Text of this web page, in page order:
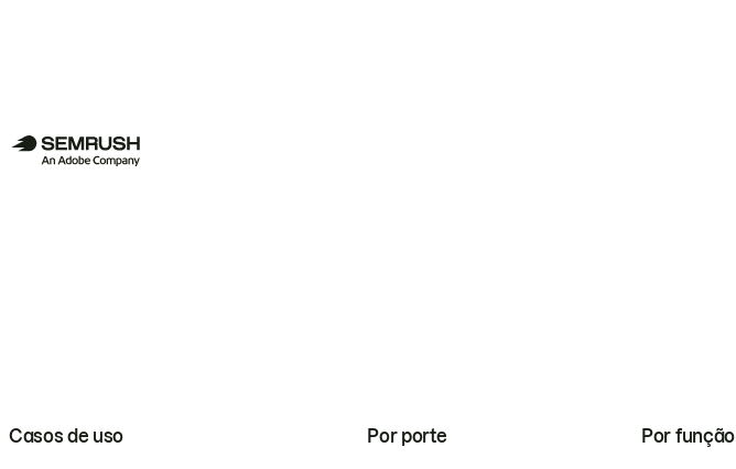
Casos de uso Por porte Por função